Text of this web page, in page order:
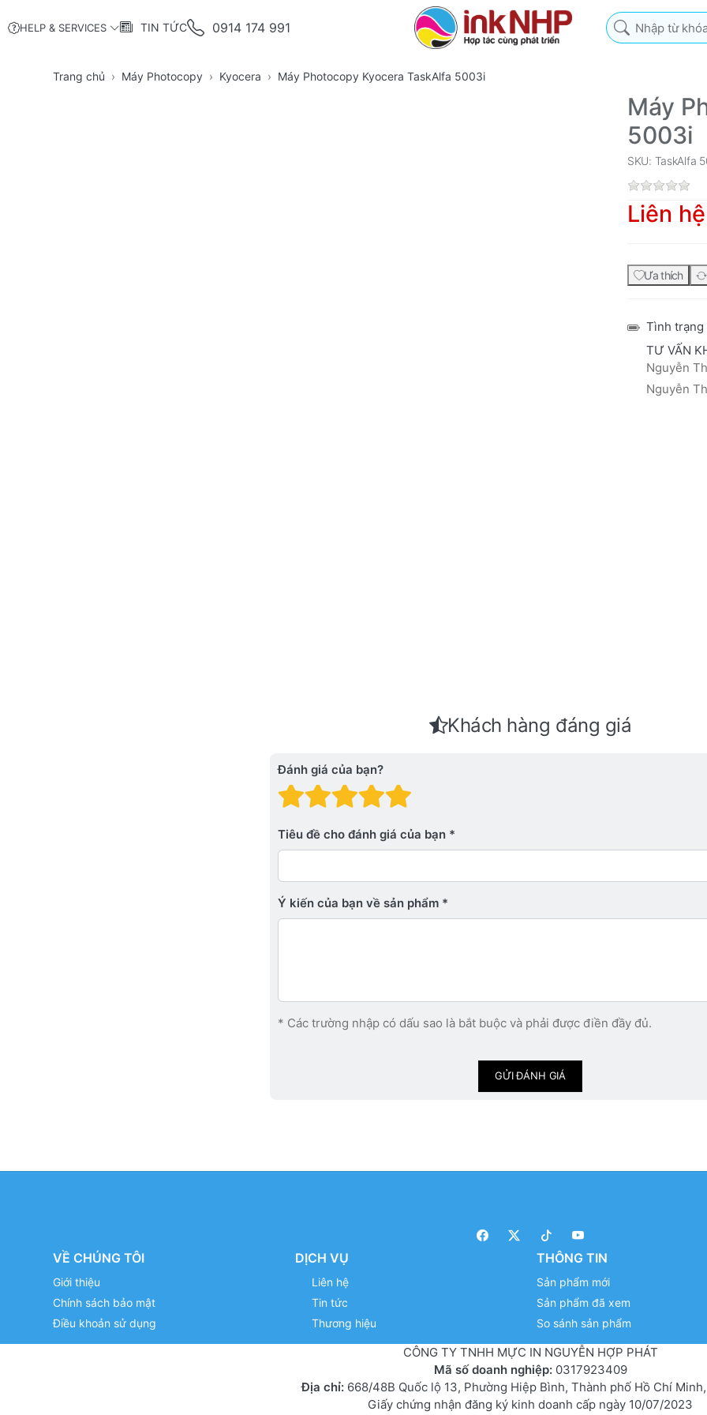
HELP & SERVICES TIN TỨC 0914 174 991
Nhập từ khóa tìm
Trang chủ Máy Photocopy Kyocera Máy Photocopy Kyocera TaskAlfa 5003i
Máy
5003i
SKU: TaskAlfa
Liên hệ
Ưa thích
Tình trạng
TƯ VẤN
Nguyễn
Nguyễn
Khách hàng đáng giá
Đánh giá của bạn?
Đánh giá: 4 trên 5 sao.
Đánh giá: 3 trên 5 sao.
Đánh giá: 2 trên 5 sao.
Đánh giá: 1 trên 5 sao. Xấu
Tiêu đề cho đánh giá của bạn
Ý kiến ​​của bạn về sản phẩm
* Các trường nhập có dấu sao là bắt buộc và phải được điền đầy đủ.
GỬI ĐÁNH GIÁ
VỀ CHÚNG TÔI
Giới thiệu
Chính sách bảo mật
Điều khoản sử dụng
DỊCH VỤ
Liên hệ
Tin tức
Thương hiệu
THÔNG TIN
Sản phẩm mới
Sản phẩm đã xem
So sánh sản phẩm
CÔNG TY TNHH MỰC IN NGUYỄN HỢP PHÁT
Mã số doanh nghiệp: 0317923409
Địa chỉ:668/48B Quốc lộ 13, Phường Hiệp Bình, Thành phố Hồ Chí
Giấy chứng nhận đăng ký kinh doanh cấp ngày 10/07/2023